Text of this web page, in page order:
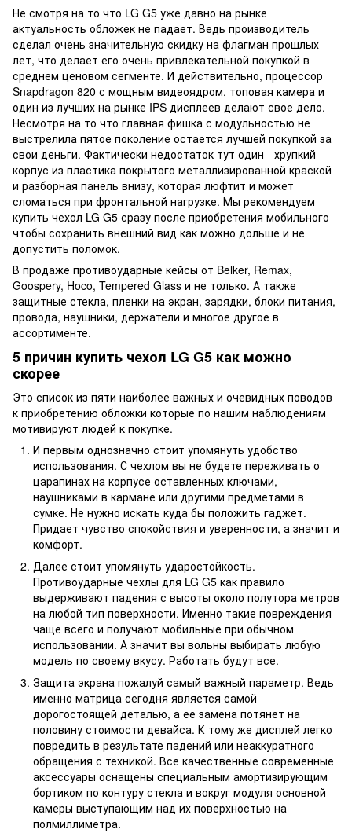
Не смотря на то что LG G5 уже давно на рынке
актуальность обложек не падает. Ведь производитель
сделал очень значительную скидку на флагман прошлых
лет, что делает его очень привлекательной покупкой в
среднем ценовом сегменте. И действительно, процессор
Snapdragon 820 с мощным видеоядром, топовая камера и
один из лучших на рынке IPS дисплеев делают свое дело.
Несмотря на то что главная фишка с модульностью не
выстрелила пятое поколение остается лучшей покупкой за
свои деньги. Фактически недостаток тут один - хрупкий
корпус из пластика покрытого металлизированной краской
и разборная панель внизу, которая люфтит и может
сломаться при фронтальной нагрузке. Мы рекомендуем
купить чехол LG G5 сразу после приобретения мобильного
чтобы сохранить внешний вид как можно дольше и не
допустить поломок.
В продаже противоударные кейсы от Belker, Remax,
Goospery, Hoco, Tempered Glass и не только. А также
защитные стекла, пленки на экран, зарядки, блоки питания,
провода, наушники, держатели и многое другое в
ассортименте.
5 причин купить чехол LG G5 как можно
скорее
Это список из пяти наиболее важных и очевидных поводов
к приобретению обложки которые по нашим наблюдениям
мотивируют людей к покупке.
И первым однозначно стоит упомянуть удобство
использования. С чехлом вы не будете переживать о
царапинах на корпусе оставленных ключами,
наушниками в кармане или другими предметами в
сумке. Не нужно искать куда бы положить гаджет.
Придает чувство спокойствия и уверенности, а значит и
комфорт.
Далее стоит упомянуть ударостойкость.
Противоударные чехлы для LG G5 как правило
выдерживают падения с высоты около полутора метров
на любой тип поверхности. Именно такие повреждения
чаще всего и получают мобильные при обычном
использовании. А значит вы вольны выбирать любую
модель по своему вкусу. Работать будут все.
Защита экрана пожалуй самый важный параметр. Ведь
именно матрица сегодня является самой
дорогостоящей деталью, а ее замена потянет на
половину стоимости девайса. К тому же дисплей легко
повредить в результате падений или неаккуратного
обращения с техникой. Все качественные современные
аксессуары оснащены специальным амортизирующим
бортиком по контуру стекла и вокруг модуля основной
камеры выступающим над их поверхностью на
полмиллиметра.